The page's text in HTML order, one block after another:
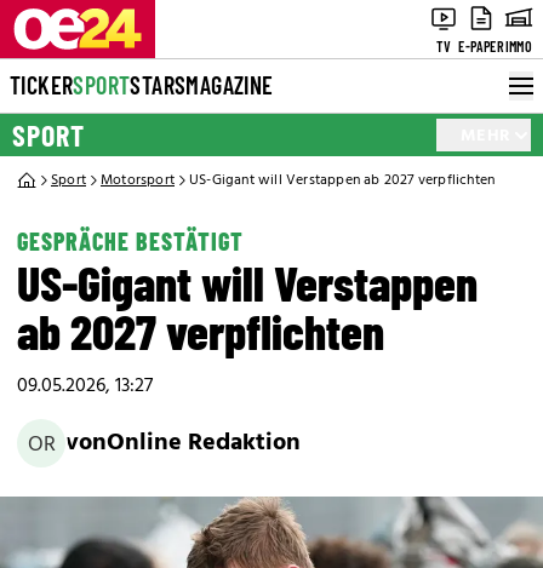
TV E-PAPERIMMO
TICKERSPORTSTARSMAGAZINE
SPORT
Sport Motorsport US-Gigant will Verstappen ab 2027 verpflichten
GESPRÄCHE BESTÄTIGT
US-Gigant will Verstappen
ab 2027 verpflichten
09.05.2026, 13:27
OR vonOnline Redaktion